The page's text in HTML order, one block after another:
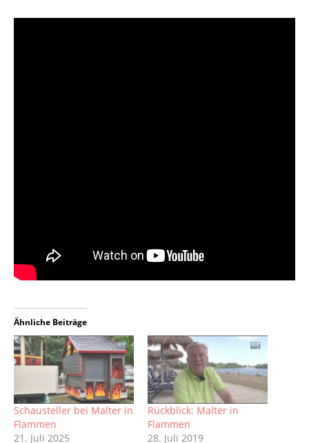
Ähnliche Beiträge
Schausteller bei Malter in
Flammen
21. Juli 2025
Rückblick: Malter in
Flammen
28. Juli 2019